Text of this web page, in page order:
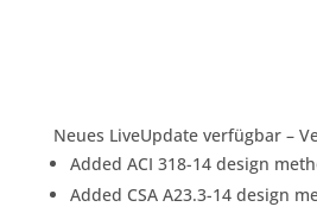
Neues LiveUpdate verfügbar –
Added ACI 318-14 design
Added CSA A23.3-14 design